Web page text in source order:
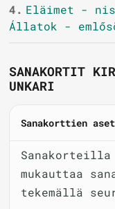
4. Eläimet -
Állatok -
SANAKORTIT
UNKARI
Sanakorttien
Sanakorteilla
mukauttaa
tekemällä